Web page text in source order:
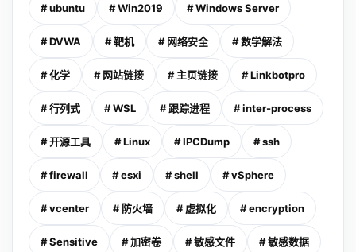
# ubuntu # Win2019 # Windows Server
# DVWA # 靶机 # 网络安全 # 数学解法
# 化学 # 网站链接 # 主页链接 # Linkbotpro
# 行列式 # WSL # 跟踪进程 # inter-process
# 开源工具 # Linux # IPCDump # ssh
# firewall # esxi # shell # vSphere
# vcenter # 防火墙 # 虚拟化 # encryption
# Sensitive # 加密卷 # 敏感文件 # 敏感数据